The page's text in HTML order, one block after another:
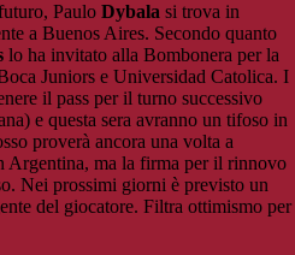
Paulo Dybala si trova in
a Buenos Aires. Secondo quanto
lo ha invitato alla Bombonera per la
Juniors e Universidad Catolica. I
il pass per il turno successivo
e questa sera avranno un tifoso in
proverà ancora una volta a
Argentina, ma la firma per il rinnovo
Nei prossimi giorni è previsto un
del giocatore. Filtra ottimismo per